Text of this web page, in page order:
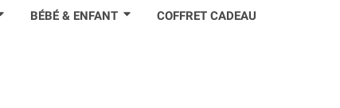
BÉBÉ & ENFANT COFFRET CADEAU